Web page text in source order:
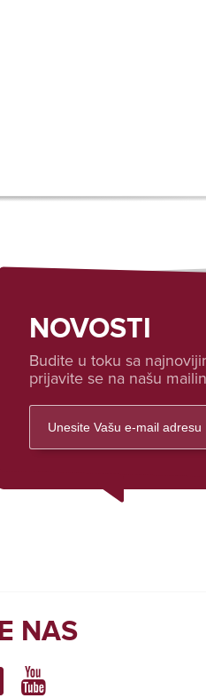
NOVOSTI
Budite u toku sa
prijavite se na našu
NAS